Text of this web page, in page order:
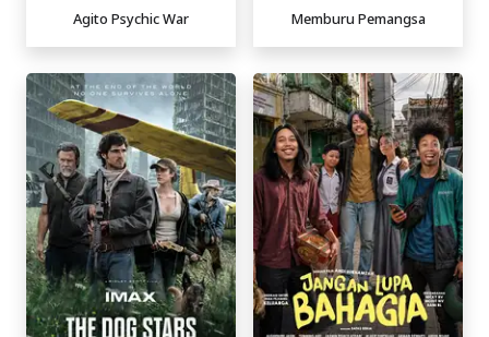
Agito Psychic War Memburu Pemangsa